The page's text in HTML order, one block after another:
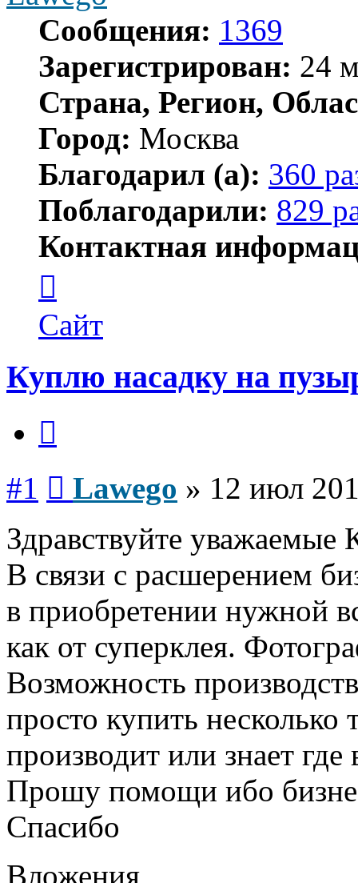
Сообщения: 1369
Зарегистрирован: 24
Страна, Регион,
Город: Москва
Благодарил (а): 360
Поблагодарили: 829
Контактная
пользователя
Lawego
Сайт
Куплю насадку на
#1 Lawego » 12 июл
Здравствуйте уважаемые
В связи с расшерением
в приобретении нужной
как от суперклея.
Возможность
просто купить несколько
производит или знает где
Прошу помощи ибо
Спасибо
Вложения